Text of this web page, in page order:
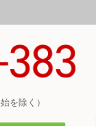
を除く）